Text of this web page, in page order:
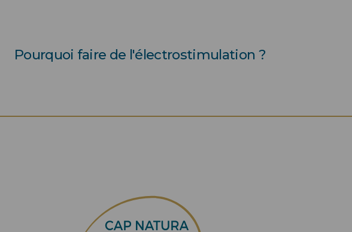
la perte de masse grasse sur le long terme.
Pourquoi faire de l'électrostimulation ?
un objectif de remise en forme ou de perte